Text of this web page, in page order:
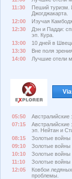
11:30
Пеший туризм.
Джогджакарта.
12:00
Изучая
12:30
Дэн и Падди:
эп. Кура.
13:00
10 дней в
13:30
Вне поля
14:00
Лучшие отели
05:50
Австралийские
07:15
Австралийские
эп. Нейтан и
08:15
Золотые войны
09:10
Золотые войны
10:10
Золотые войны
11:10
Золотые войны
12:05
Ковбои
проблемы.